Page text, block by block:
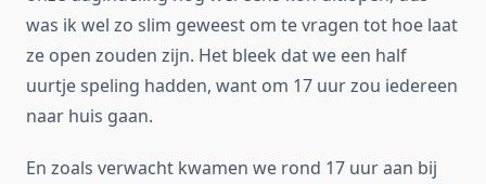
was ik wel zo slim geweest om te vragen tot hoe laat
ze open zouden zijn. Het bleek dat we een half
uurtje speling hadden, want om 17 uur zou iedereen
naar huis gaan.
En zoals verwacht kwamen we rond 17 uur aan bij